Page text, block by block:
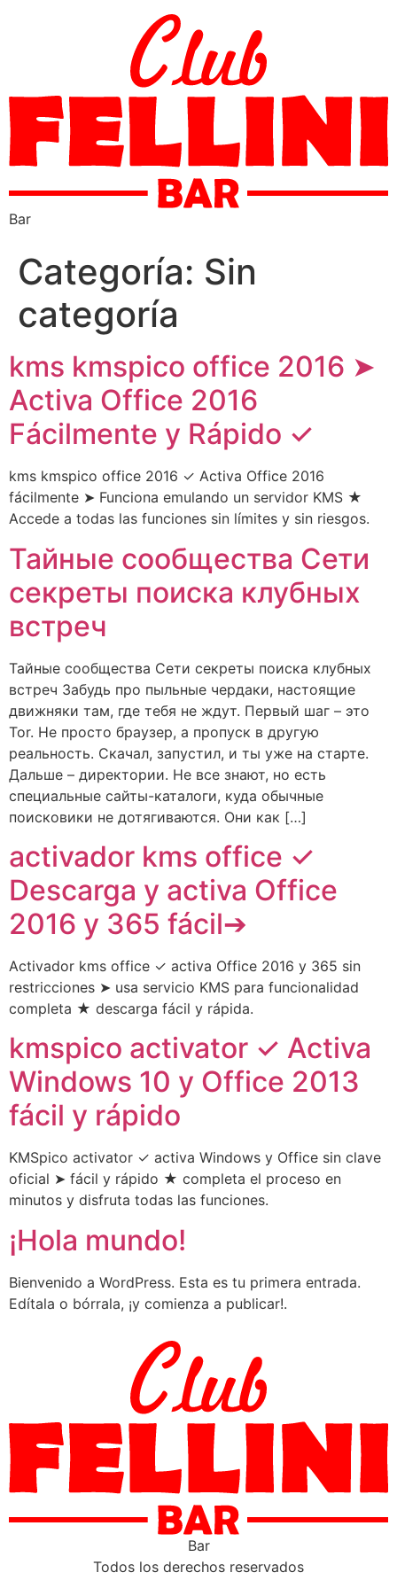
Bar
Categoría: Sin
categoría
kms kmspico office 2016 ➤
Activa Office 2016
Fácilmente y Rápido ✓
kms kmspico office 2016 ✓ Activa Office 2016
fácilmente ➤ Funciona emulando un servidor KMS ★
Accede a todas las funciones sin límites y sin riesgos.
Тайные сообщества Сети
секреты поиска клубных
встреч
Тайные сообщества Сети секреты поиска клубных
встреч Забудь про пыльные чердаки, настоящие
движняки там, где тебя не ждут. Первый шаг – это
Tor. Не просто браузер, а пропуск в другую
реальность. Скачал, запустил, и ты уже на старте.
Дальше – директории. Не все знают, но есть
специальные сайты-каталоги, куда обычные
поисковики не дотягиваются. Они как […]
activador kms office ✓
Descarga y activa Office
2016 y 365 fácil➔
Activador kms office ✓ activa Office 2016 y 365 sin
restricciones ➤ usa servicio KMS para funcionalidad
completa ★ descarga fácil y rápida.
kmspico activator ✓ Activa
Windows 10 y Office 2013
fácil y rápido
KMSpico activator ✓ activa Windows y Office sin clave
oficial ➤ fácil y rápido ★ completa el proceso en
minutos y disfruta todas las funciones.
¡Hola mundo!
Bienvenido a WordPress. Esta es tu primera entrada.
Edítala o bórrala, ¡y comienza a publicar!.
Bar
Todos los derechos reservados